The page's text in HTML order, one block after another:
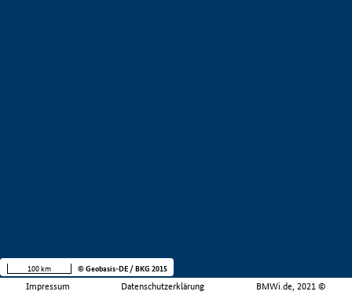
Impressum Datenschutzerklärung BMWi.de, 2021 ©
100 km © Geobasis-DE / BKG 2015